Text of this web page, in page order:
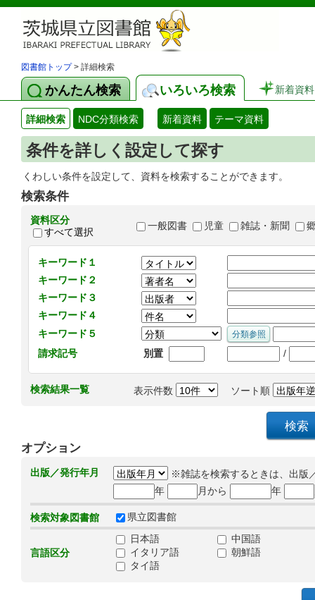
図書館トップ> 詳細検索
かんたん検索 いろいろ検索 新着資料
詳細検索 NDC分類検索 新着資料 テーマ資料
条件を詳しく設定して探す
くわしい条件を設定して、資料を検索することができます。
検索条件
資料区分
すべて選択
一般図書 児童 雑誌・新聞
キーワード１
キーワード２
キーワード３
キーワード４
キーワード５
請求記号
別置 /
検索結果一覧 表示件数 ソート順
オプション
出版／発行年月
※雑誌を検索するときは、出版
年
月から 年
検索対象図書館 県立図書館
言語区分
日本語
中国語
イタリア語
朝鮮語
タイ語